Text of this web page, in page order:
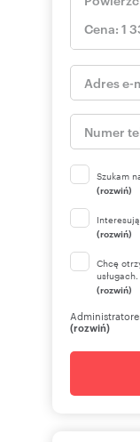
Szukam
(rozwiń)
(rozwiń)
Chcę
usługach.
(rozwiń)
(rozwiń)